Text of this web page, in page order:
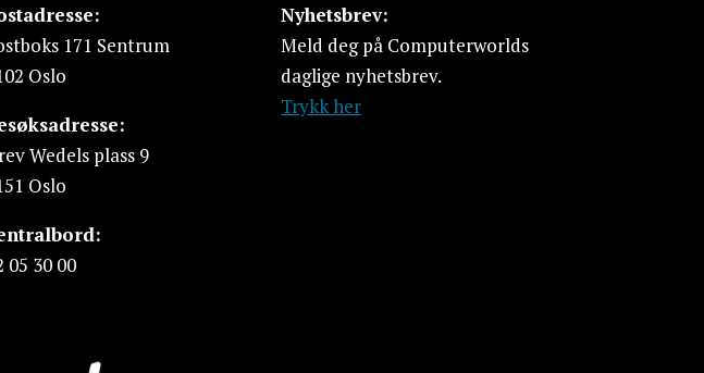
171 Sentrum
Oslo
Wedels plass 9
Oslo
05 30 00
Nyhetsbrev:
Meld deg på Computerworlds
daglige nyhetsbrev.
Trykk her